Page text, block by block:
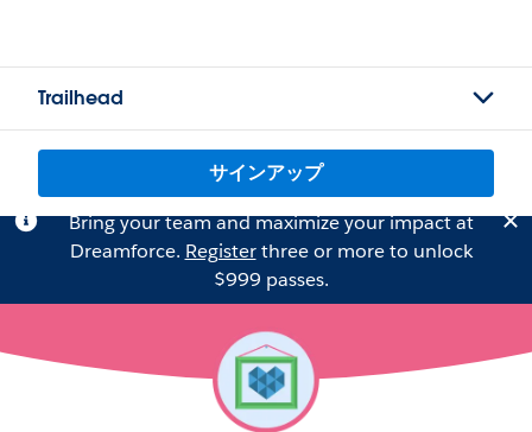
Trailhead
サインアップ
Bring your team and maximize your impact at
Dreamforce. Registerthree or more to unlock
$999 passes.